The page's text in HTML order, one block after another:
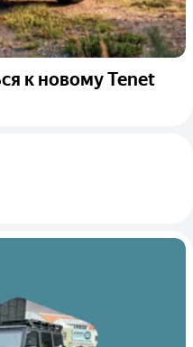
к новому Tenet